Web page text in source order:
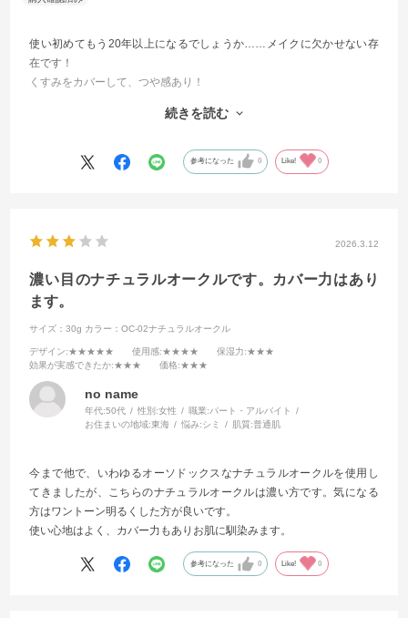
使い初めてもう20年以上になるでしょうか……メイクに欠かせない存
在です！
くすみをカバーして、つや感あり！
本当にありがたいファンデです。作っていただいた方に心から感謝し
続きを読む
参考になった 0 Like! 0
2026.3.12
濃い目のナチュラルオークルです。カバー力はあり
ます。
サイズ：30g カラー：OC-02ナチュラルオークル
デザイン:★★★★★ 使用感:★★★★ 保湿力:★★★
効果が実感できたか:★★★ 価格:★★★
no name
年代:50代 性別:女性 職業:パート・アルバイト
お住まいの地域:東海 悩み:シミ 肌質:普通肌
今まで他で、いわゆるオーソドックスなナチュラルオークルを使用し
てきましたが、こちらのナチュラルオークルは濃い方です。気になる
方はワントーン明るくした方が良いです。
使い心地はよく、カバー力もありお肌に馴染みます。
参考になった 0 Like! 0